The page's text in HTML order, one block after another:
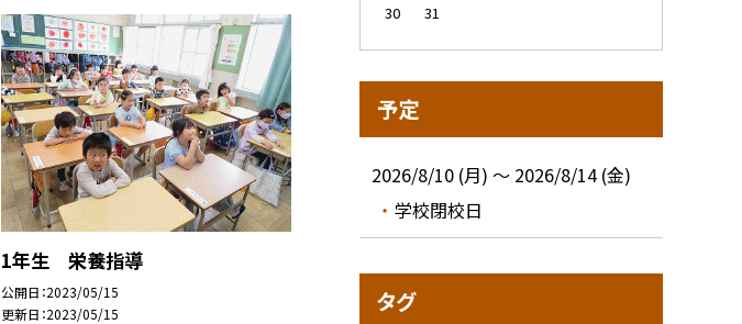
1年生 栄養指導
公開日 2023/05/15
更新日 2023/05/15
30
31
予定
2026/8/10 (月) ～ 2026/8/14 (金)
学校閉校日
タグ